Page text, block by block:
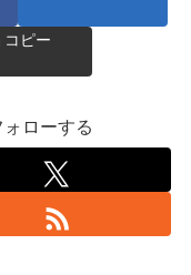
コピー
ローする